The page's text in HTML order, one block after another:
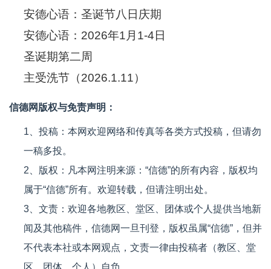
安德心语：圣诞节八日庆期
安德心语：2026年1月1-4日
圣诞期第二周
主受洗节（2026.1.11）
信德网版权与免责声明：
1、投稿：本网欢迎网络和传真等各类方式投稿，但请勿
一稿多投。
2、版权：凡本网注明来源：“信德”的所有内容，版权均
属于“信德”所有。欢迎转载，但请注明出处。
3、文责：欢迎各地教区、堂区、团体或个人提供当地新
闻及其他稿件，信德网一旦刊登，版权虽属“信德”，但并
不代表本社或本网观点，文责一律由投稿者（教区、堂
区、团体、个人）自负。